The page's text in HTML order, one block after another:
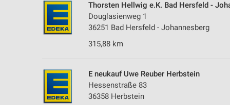
Thorsten Hellwig e.K. Bad Hersfeld -
Douglasienweg 1
36251 Bad Hersfeld - Johannesberg
315,88 km
E neukauf Uwe Reuber Herbstein
Hessenstraße 83
36358 Herbstein